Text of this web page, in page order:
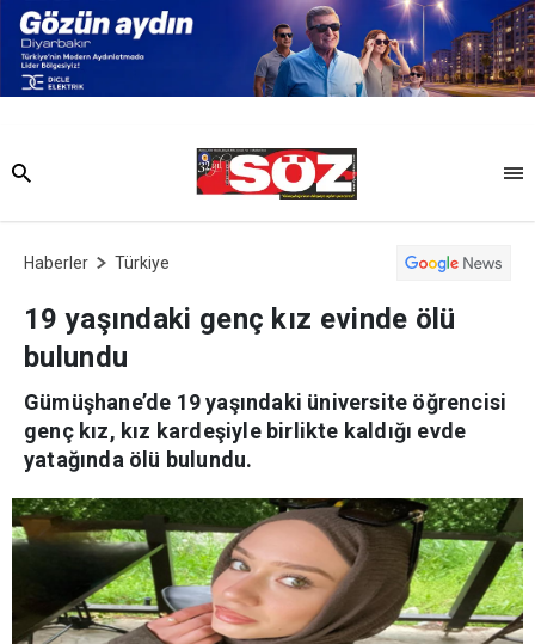
Haberler Türkiye
19 yaşındaki genç kız evinde ölü
bulundu
Gümüşhane’de 19 yaşındaki üniversite öğrencisi
genç kız, kız kardeşiyle birlikte kaldığı evde
yatağında ölü bulundu.